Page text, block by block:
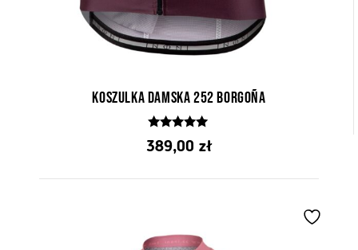
Koszulka Damska 252 Borgoña
5.00
z 5
389,00 zł